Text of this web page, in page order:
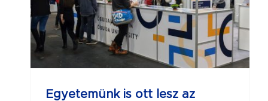
Egyetemünk is ott lesz az